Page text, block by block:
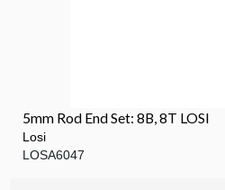
5mm Rod End Set: 8B, 8T LOSI
Losi
LOSA6047